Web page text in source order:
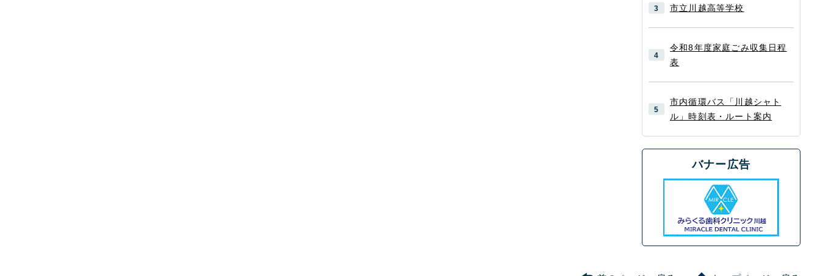
市立川越高等学校
令和8年度家庭ごみ収集日程
表
市内循環バス「川越シャト
ル」時刻表・ルート案内
バナー広告